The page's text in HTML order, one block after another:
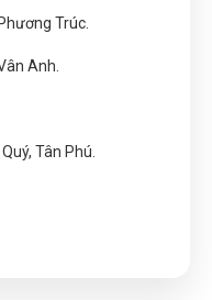
Trúc.
Anh.
Tân Phú.